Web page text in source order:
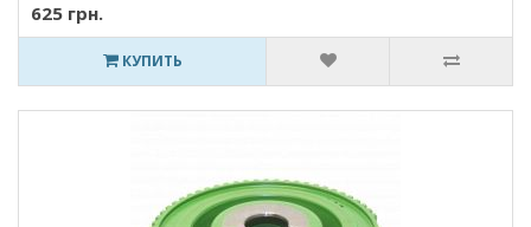
625 грн.
КУПИТЬ